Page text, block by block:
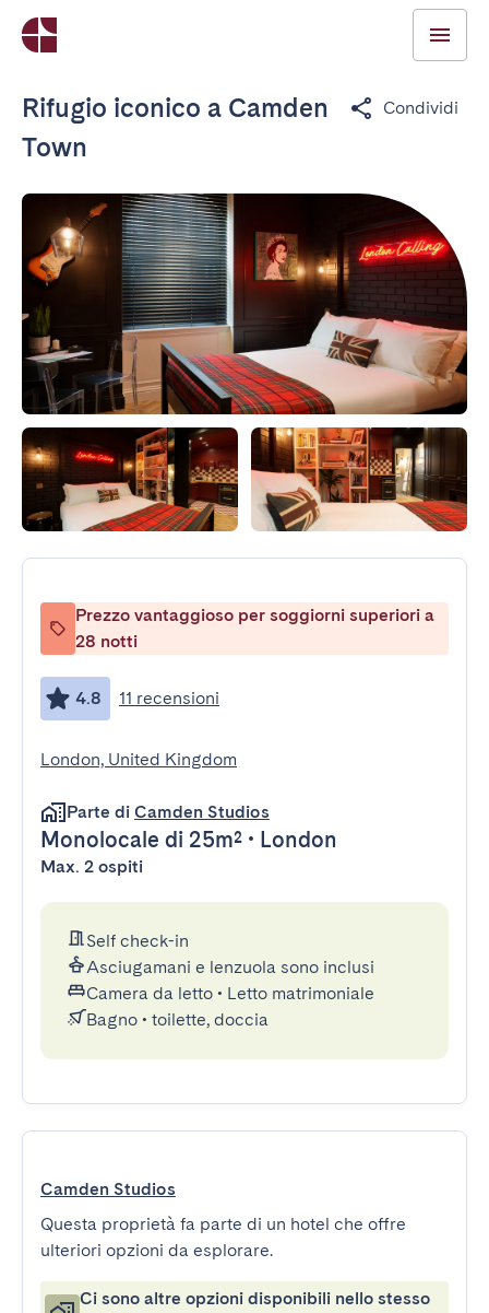
Rifugio iconico a Camden
Town
Condividi
Prezzo vantaggioso per soggiorni superiori a
28 notti
4.8 11 recensioni
London, United Kingdom
Parte di Camden Studios
Monolocale di 25m² • London
Max. 2 ospiti
Self check-in
Asciugamani e lenzuola sono inclusi
Camera da letto • Letto matrimoniale
Bagno • toilette, doccia
Camden Studios
Questa proprietà fa parte di un hotel che offre
ulteriori opzioni da esplorare.
Ci sono altre opzioni disponibili nello stesso